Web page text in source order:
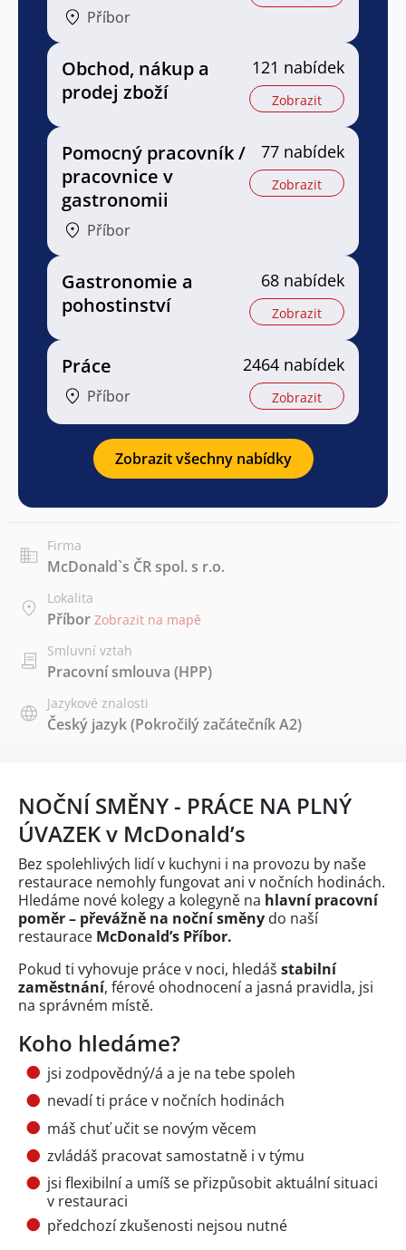
Příbor
Obchod, nákup a
prodej zboží
121 nabídek
Zobrazit
Pomocný pracovník /
pracovnice v
gastronomii
Příbor
77 nabídek
Zobrazit
Gastronomie a
pohostinství
68 nabídek
Zobrazit
Práce
Příbor
2464 nabídek
Zobrazit
Zobrazit všechny nabídky
Firma
McDonald`s ČR spol. s r.o.
Lokalita
Příbor Zobrazit na mapě
Smluvní vztah
Pracovní smlouva (HPP)
Jazykové znalosti
Český jazyk(Pokročilý začátečník A2)
NOČNÍ SMĚNY - PRÁCE NA PLNÝ
ÚVAZEK v McDonald’s
Bez spolehlivých lidí v kuchyni i na provozu by naše
restaurace nemohly fungovat ani v nočních hodinách.
Hledáme nové kolegy a kolegyně na hlavní pracovní
poměr – převážně na noční směny do naší
restaurace McDonald’s Příbor.
Pokud ti vyhovuje práce v noci, hledáš stabilní
zaměstnání, férové ohodnocení a jasná pravidla, jsi
na správném místě.
Koho hledáme?
jsi zodpovědný/á a je na tebe spoleh
nevadí ti práce v nočních hodinách
máš chuť učit se novým věcem
zvládáš pracovat samostatně i v týmu
jsi flexibilní a umíš se přizpůsobit aktuální situaci
v restauraci
předchozí zkušenosti nejsou nutné